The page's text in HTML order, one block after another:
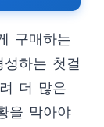
구매하는
하는 첫걸
더 많은
을 막아야